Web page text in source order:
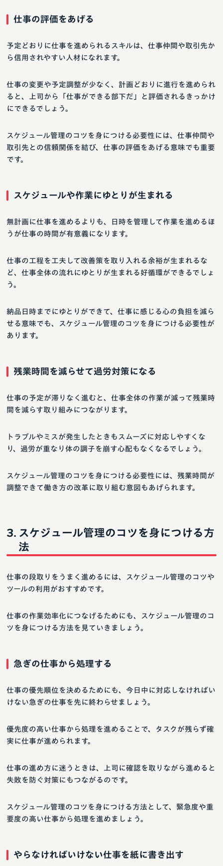
仕事の評価をあげる
予定どおりに仕事を進められるスキルは、仕事仲間や取引先か
ら信用されやすい人材になれます。
仕事の変更や予定調整が少なく、計画どおりに進行を進められ
ると、上司から「仕事ができる部下だ」と評価されるきっかけ
にできるでしょう。
スケジュール管理のコツを身につける必要性には、仕事仲間や
取引先との信頼関係を結び、仕事の評価をあげる意味でも重要
です。
スケジュールや作業にゆとりが生まれる
無計画に仕事を進めるよりも、日時を管理して作業を進めるほ
うが仕事の時間が有意義になります。
仕事の工程を工夫して改善策を取り入れる余裕が生まれるな
ど、仕事全体の流れにゆとりが生まれる好循環ができるでしょ
う。
納品日時までにゆとりができて、仕事に感じる心の負担を減ら
せる意味でも、スケジュール管理のコツを身につける必要性が
あります。
残業時間を減らせて過労対策になる
仕事の予定が滞りなく進むと、仕事全体の作業が減って残業時
間を減らす取り組みにつながります。
トラブルやミスが発生したときもスムーズに対応しやすくな
り、過労が重なり体の調子を崩す心配もなくなるでしょう。
スケジュール管理のコツを身につける必要性には、残業時間が
調整できて働き方の改革に取り組む意図もあげられます。
スケジュール管理のコツを身につける方
法
仕事の段取りをうまく進めるには、スケジュール管理のコツや
ツールの利用がおすすめです。
仕事の作業効率化につなげるためにも、スケジュール管理のコ
ツを身につける方法を見ていきましょう。
急ぎの仕事から処理する
仕事の優先順位を決めるためにも、今日中に対応しなければい
けない急ぎの仕事を先に終わらせましょう。
優先度の高い仕事から処理を進めることで、タスクが残らず確
実に仕事が進められます。
仕事の進め方に迷うときは、上司に確認を取りながら進めると
失敗を防ぐ対策にもつながるのです。
スケジュール管理のコツを身につける方法として、緊急度や重
要度の高い仕事から処理を進めましょう。
やらなければいけない仕事を紙に書き出す